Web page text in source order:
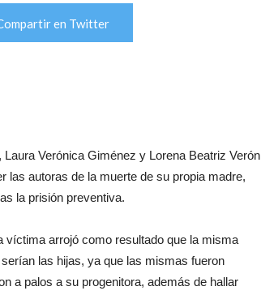
en Twitter
Verónica Giménez y Lorena Beatriz Verón
las autoras de la muerte de su propia madre,
la prisión preventiva.
víctima arrojó como resultado que la misma
las hijas, ya que las mismas fueron
a palos a su progenitora, además de hallar